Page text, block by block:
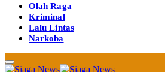
Olah Raga
Kriminal
Lalu Lintas
Narkoba